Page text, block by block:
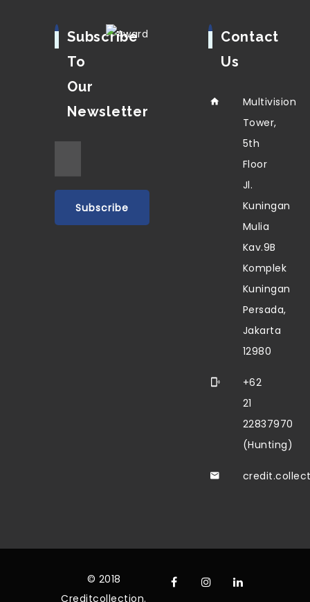
Subscribe
To
Our
Newsletter
Contact
Us
Multivision
Tower,
5th
Floor
Jl.
Kuningan
Mulia
Kav.9B
Komplek
Kuningan
Persada,
Jakarta
12980
+62
21
22837970
(Hunting)
© 2018
Creditcollection.